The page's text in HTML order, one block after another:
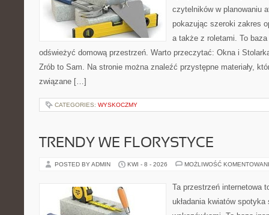
czytelników w planowaniu
pokazując szeroki zakres
a także z roletami. To
odświeżyć domową przestrzeń. Warto przeczytać: Okna i
Zrób to Sam. Na stronie można znaleźć przystępne materiały,
związane […]
CATEGORIES: WYSKOCZMY
TRENDY WE FLORYSTYCE
POSTED BY ADMIN KWI - 8 - 2026 MOŻLIWOŚĆ
Ta przestrzeń internetowa
układania kwiatów